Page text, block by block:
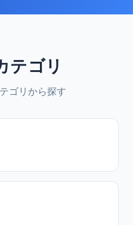
テゴリ
ゴリから探す